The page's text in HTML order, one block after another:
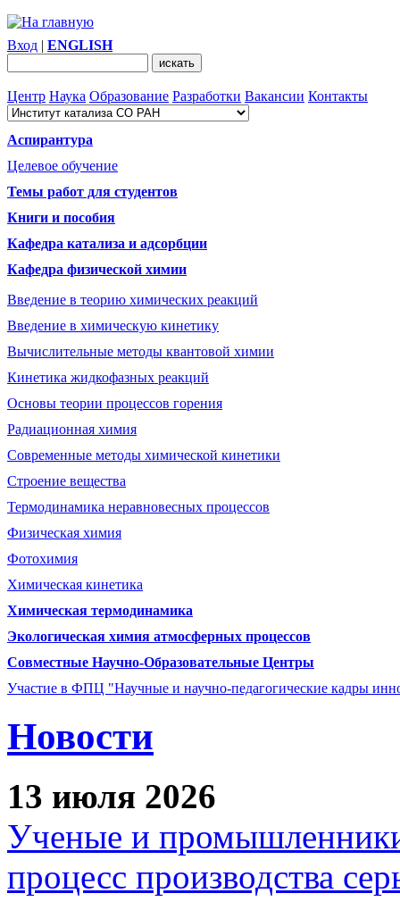
Вход | ENGLISH
Центр Наука Образование Разработки Вакансии Контакты
Аспирантура
Целевое обучение
Темы работ для студентов
Книги и пособия
Кафедра катализа и адсорбции
Кафедра физической химии
Введение в теорию химических реакций
Введение в химическую кинетику
Вычислительные методы квантовой химии
Кинетика жидкофазных реакций
Основы теории процессов горения
Радиационная химия
Современные методы химической кинетики
Строение вещества
Термодинамика неравновесных процессов
Физическая химия
Фотохимия
Химическая кинетика
Химическая термодинамика
Экологическая химия атмосферных процессов
Совместные Научно-Образовательные Центры
Участие в ФПЦ "Научные и научно-педагогические кадры
Новости
13 июля 2026
Ученые и
процесс производства